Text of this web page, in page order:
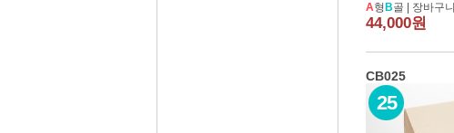
A형 B골 | 장바구니
44,000원
CB025
25